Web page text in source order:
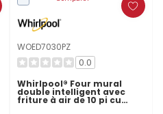
WOED7030PZ
0.0
Whirlpool® Four mural
double intelligent avec
friture à air de 10 pi cu